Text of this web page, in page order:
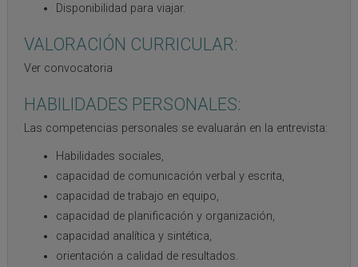
Disponibilidad para viajar.
VALORACIÓN CURRICULAR:
Ver convocatoria
HABILIDADES PERSONALES:
Las competencias personales se evaluarán en la entrevista:
Habilidades sociales,
capacidad de comunicación verbal y escrita,
capacidad de trabajo en equipo,
capacidad de planificación y organización,
capacidad analítica y sintética,
orientación a calidad de resultados.